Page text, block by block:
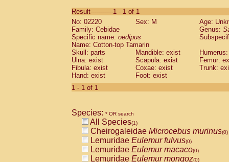
CebidaeSaguinus labiatus(0)
Cebidae Saguinus leucopus (0)
Cebidae
CebidaeSaguinus mystax
Cebidae Saguinus nigricollis (0)
Cebidae Saguinus oedipus
Cebidae Saguinus weddelli
Cebidae Saguinusspp.
Cebidae
CebidaeCebus capucinus
CebidaeCebus nigrivittatus
CebidaeCebus spp.(0)
CebidaeSaimiri boliviensis(0)
CebidaeSaimiri sciureus(0)
Result-----------1 - 1 of 1
No: 02220
Sex: M
Age:
Family: Cebidae
Genus:
Specific name: oedipus
Name: Cotton-top Tamarin
Skull: parts
Mandible: exist
Ulna: exist
Scapula: exist
Femur:
Fibula: exist
Coxae: exist
Trunk:
Hand: exist
Foot: exist
1 - 1 of 1
Species: * OR search
All Species(1)
Cheirogaleidae Microcebus murinus(0)
Lemuridae Eulemur fulvus(0)
Lemuridae Eulemur macaco(0)
Lemuridae Eulemur mongoz(0)